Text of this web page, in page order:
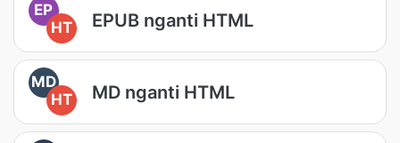
EP
HT
EPUB nganti HTML
MD
HT
MD nganti HTML